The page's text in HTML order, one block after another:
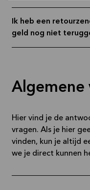
Ik heb een
geld nog niet
Algemene
Hier vind je de
vragen. Als je hier
vinden, kun je altijd
we je direct kunnen